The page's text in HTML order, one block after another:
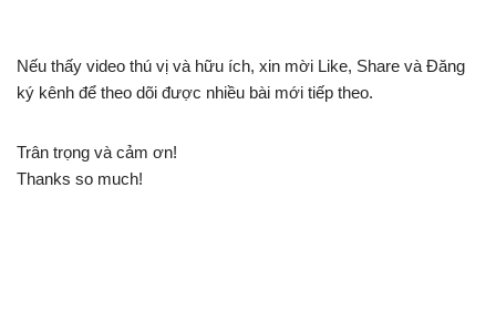
Nếu thấy video thú vị và hữu ích, xin mời Like, Share và Đăng
ký kênh để theo dõi được nhiều bài mới tiếp theo.
Trân trọng và cảm ơn!
Thanks so much!